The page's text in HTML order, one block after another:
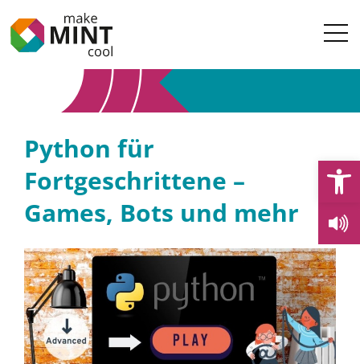
Python für
Fortgeschrittene –
Games, Bots und mehr